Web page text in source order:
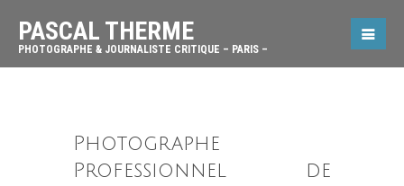
PASCAL THERME
PHOTOGRAPHE & JOURNALISTE CRITIQUE – PARIS –
Photographe
Professionnel de